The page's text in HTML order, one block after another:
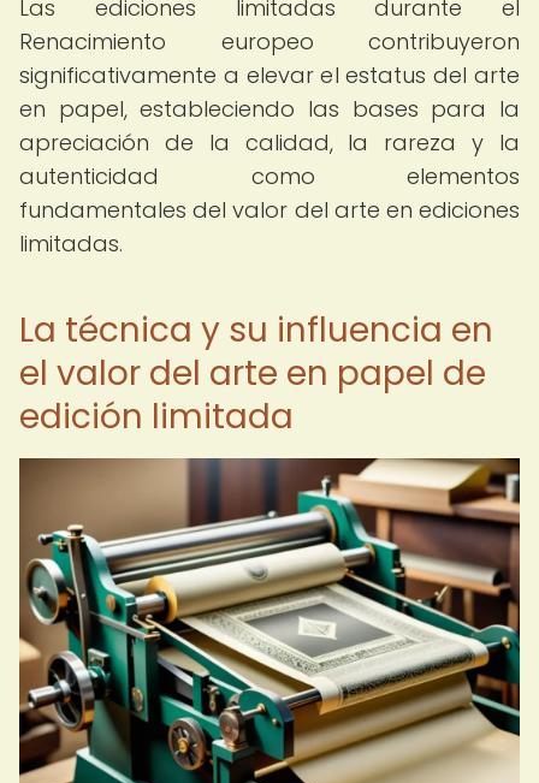
Las ediciones limitadas durante el
Renacimiento europeo contribuyeron
significativamente a elevar el estatus del arte
en papel, estableciendo las bases para la
apreciación de la calidad, la rareza y la
autenticidad como elementos
fundamentales del valor del arte en ediciones
limitadas.
La técnica y su influencia en
el valor del arte en papel de
edición limitada